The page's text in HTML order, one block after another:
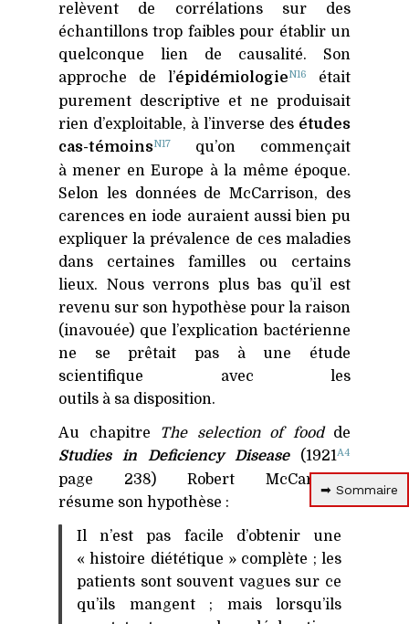
relèvent de corrélations sur des
échantillons trop faibles pour établir un
quelconque lien de causalité. Son
approche de l’épidémiologieN16
était
purement descriptive et ne produisait
rien d’exploitable, à l’inverse des études
cas-témoinsN17
qu’on commençait
à mener en Europe à la même époque.
Selon les données de McCarrison, des
carences en iode auraient aussi bien pu
expliquer la prévalence de ces maladies
dans certaines familles ou certains
lieux. Nous verrons plus bas qu’il est
revenu sur son hypothèse pour la raison
(inavouée) que l’explication bactérienne
ne se prêtait pas à une étude
scientifique avec les
outils à sa disposition.
Au chapitre The selection of foodde
Studies in Deficiency Disease(1921A4
page 238) Robert McCarrison
résume son hypothèse :
Il n’est pas facile d’obtenir une
« histoire diététique » complète ; les
patients sont souvent vagues sur ce
qu’ils mangent ; mais lorsqu’ils
➡ Sommaire